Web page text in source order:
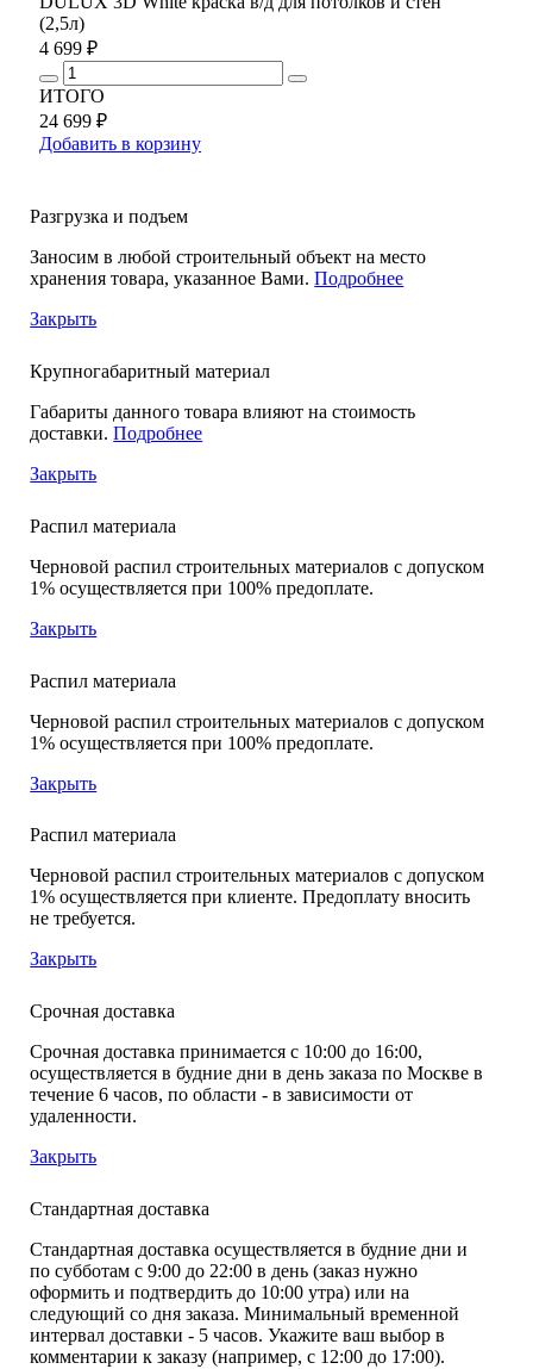
(2,5л)
4 699 ₽
ИТОГО
24 699 ₽
Добавить в корзину
Разгрузка и подъем
Заносим в любой строительный объект на место
хранения товара, указанное Вами.Подробнее
Закрыть
Крупногабаритный материал
Габариты данного товара влияют на стоимость
доставки.Подробнее
Закрыть
Распил материала
Черновой распил строительных материалов с допуском
1% осуществляется при 100% предоплате.
Закрыть
Распил материала
Черновой распил строительных материалов с допуском
1% осуществляется при 100% предоплате.
Закрыть
Распил материала
Черновой распил строительных материалов с допуском
1% осуществляется при клиенте. Предоплату вносить
не требуется.
Закрыть
Срочная доставка
Срочная доставка принимается с 10:00 до 16:00,
осуществляется в будние дни в день заказа по Москве в
течение 6 часов, по области - в зависимости от
удаленности.
Закрыть
Стандартная доставка
Стандартная доставка осуществляется в будние дни и
по субботам с 9:00 до 22:00 в день (заказ нужно
оформить и подтвердить до 10:00 утра) или на
следующий со дня заказа. Минимальный временной
интервал доставки - 5 часов. Укажите ваш выбор в
комментарии к заказу (например, с 12:00 до 17:00).